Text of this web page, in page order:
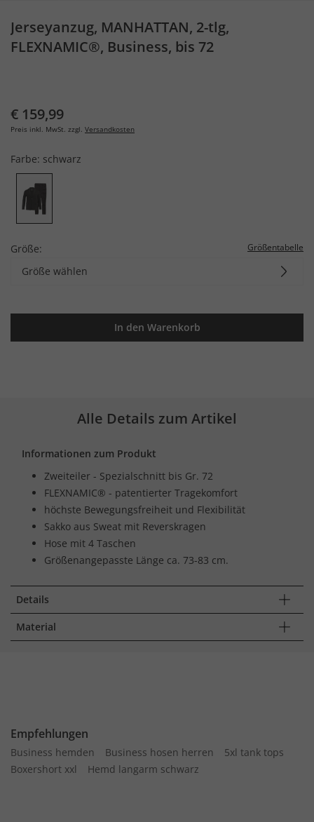
Jerseyanzug, MANHATTAN, 2-tlg,
FLEXNAMIC®, Business, bis 72
€ 159,99
Preis inkl. MwSt. zzgl. Versandkosten
Farbe: schwarz
Größe: Größentabelle
Größe wählen
In den Warenkorb
Alle Details zum Artikel
Informationen zum Produkt
Zweiteiler - Spezialschnitt bis Gr. 72
FLEXNAMIC® - patentierter Tragekomfort
höchste Bewegungsfreiheit und Flexibilität
Sakko aus Sweat mit Reverskragen
Hose mit 4 Taschen
Größenangepasste Länge ca. 73-83 cm.
Details
Material
Empfehlungen
Business hemden Business hosen herren
5xl tank tops
Boxershort xxl
Hemd langarm schwarz